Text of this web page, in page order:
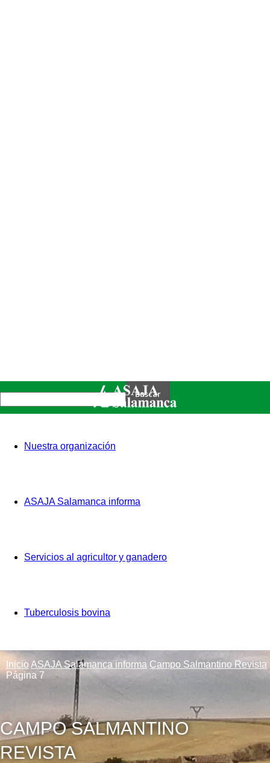
Nuestra organización
ASAJA Salamanca informa
Servicios al agricultor y ganadero
Tuberculosis bovina
Inicio ASAJA Salamanca informa Campo Salmantino Revista
Página 7
CAMPO SALMANTINO
REVISTA